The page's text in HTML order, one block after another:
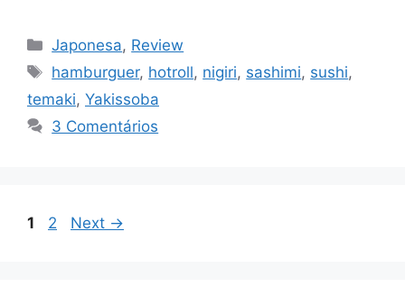
Categorias
Japonesa, Review
Tags
hamburguer, hotroll, nigiri, sashimi, sushi,
temaki, Yakissoba
3 Comentários
Page
1 Page
2 Next →